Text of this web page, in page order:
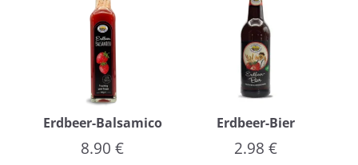
Erdbeer-Balsamico
8.90€
Erdbeer-Bier
2.98 €